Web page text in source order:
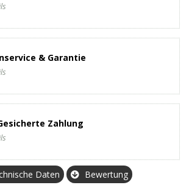
& Garantie
Zahlung
Daten Bewertung